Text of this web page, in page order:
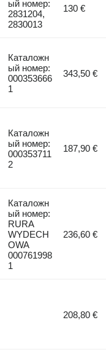
ый номер:
2831204,
2830013
130 €
Каталожн
ый номер:
000353666
1
343,50 €
Каталожн
ый номер:
000353711
2
187,90 €
Каталожн
ый номер:
RURA
WYDECH
OWA
000761998
1
236,60 €
208,80 €